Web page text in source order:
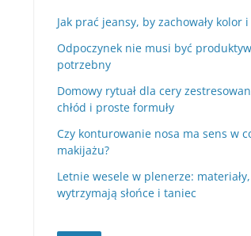
Jak prać jeansy, by zachowały kolor
Odpoczynek nie musi być
potrzebny
Domowy rytuał dla cery
chłód i proste formuły
Czy konturowanie nosa ma sens w
makijażu?
Letnie wesele w plenerze:
wytrzymają słońce i taniec